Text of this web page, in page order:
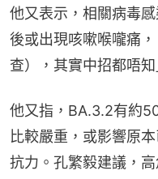
他又表示，相關病毒
後或出現咳嗽喉嚨痛
查），其實中招都唔知
他又指，BA.3.2有約
比較嚴重，或影響原
抗力。孔繁毅建議，